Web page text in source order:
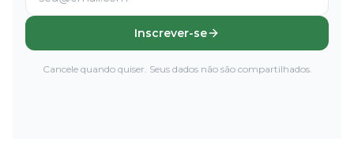
Inscrever-se
Cancele quando quiser. Seus dados não são compartilhados.